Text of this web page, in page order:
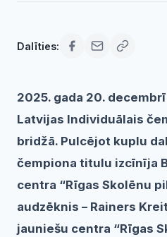
Dalīties:
2025. gada 20.
Latvijas Individuālais
bridžā. Pulcējot kuplu
čempiona titulu izcīnīja
centra “Rīgas Skolēnu
audzēknis – Rainers
jauniešu centra “Rīgas